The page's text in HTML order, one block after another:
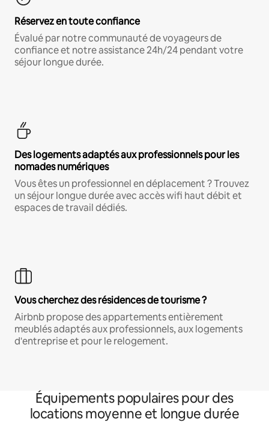
Réservez en toute confiance
Évalué par notre communauté de voyageurs de
confiance et notre assistance 24h/24 pendant votre
séjour longue durée.
Des logements adaptés aux professionnels pour les
nomades numériques
Vous êtes un professionnel en déplacement ? Trouvez
un séjour longue durée avec accès wifi haut débit et
espaces de travail dédiés.
Vous cherchez des résidences de tourisme ?
Airbnb propose des appartements entièrement
meublés adaptés aux professionnels, aux logements
d'entreprise et pour le relogement.
Équipements populaires pour des
locations moyenne et longue durée